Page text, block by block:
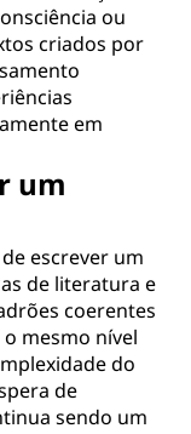
ou
criados por
em
um
escrever um
de literatura e
coerentes
mesmo nível
do
de
sendo um